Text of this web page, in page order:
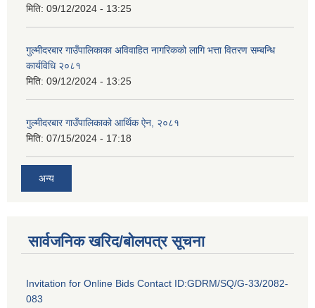
मिति: 09/12/2024 - 13:25
गुल्मीदरबार गाउँपालिकाका अविवाहित नागरिकको लागि भत्ता वितरण सम्बन्धि
कार्यविधि २०८१
मिति: 09/12/2024 - 13:25
गुल्मीदरबार गाउँपालिकाको आर्थिक ऐन, २०८१
मिति: 07/15/2024 - 17:18
अन्य
सार्वजनिक खरिद/बोलपत्र सूचना
Invitation for Online Bids Contact ID:GDRM/SQ/G-33/2082-
083